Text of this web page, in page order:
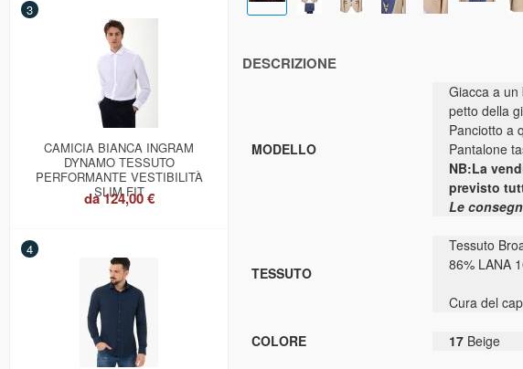
3
CAMICIA BIANCA INGRAM
DYNAMO TESSUTO
PERFORMANTE VESTIBILITÀ
SLIM FIT
da124,00 €
4
DESCRIZIONE
MODELLO
Giacca a un
petto della
Panciotto a
Pantalone
NB:La
previsto
Le
TESSUTO
Tessuto
86% LANA
Cura del
COLORE 17 Beige